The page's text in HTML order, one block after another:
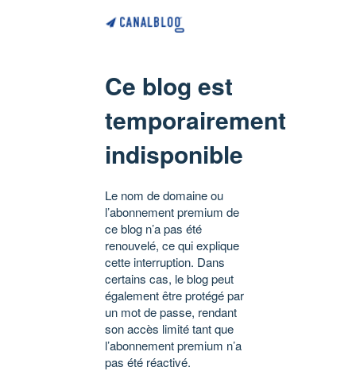
Ce blog est
temporairement
indisponible
Le nom de domaine ou
l’abonnement premium de
ce blog n’a pas été
renouvelé, ce qui explique
cette interruption. Dans
certains cas, le blog peut
également être protégé par
un mot de passe, rendant
son accès limité tant que
l’abonnement premium n’a
pas été réactivé.